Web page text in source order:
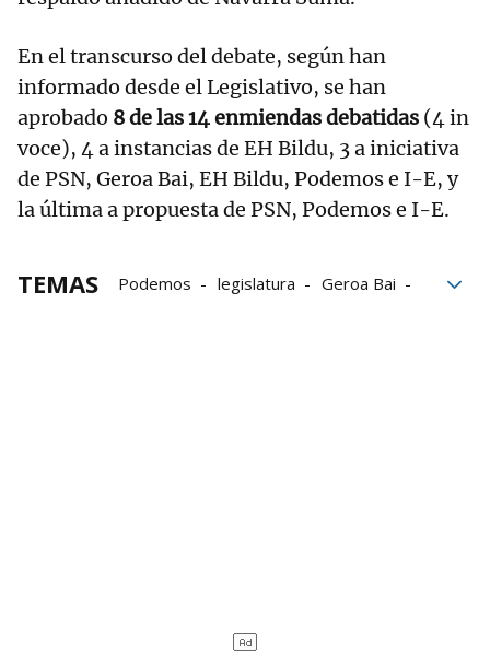
En el transcurso del debate, según han
informado desde el Legislativo, se han
aprobado 8 de las 14 enmiendas debatidas (4 in
voce), 4 a instancias de EH Bildu, 3 a iniciativa
de PSN, Geroa Bai, EH Bildu, Podemos e I-E, y
la última a propuesta de PSN, Podemos e I-E.
TEMAS Podemos legislatura
Geroa Bai